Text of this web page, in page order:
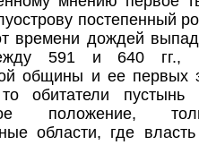
постепенный
времени дождей
591 и 640 гг.,
общины и ее первых
то обитатели
положение,
области, где